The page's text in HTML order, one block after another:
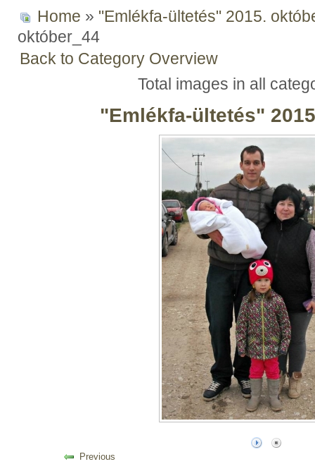
Home » "Emlékfa-ültetés" 2015.
október_44
Back to Category Overview
Total images in all
"Emlékfa-ültetés"
Previous